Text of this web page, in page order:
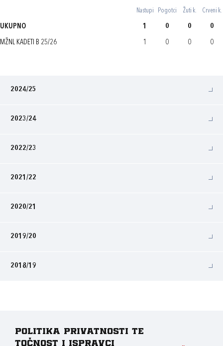
Nastupi Pogotci Žuti k. Crveni k.
UKUPNO 1 0 0 0
MŽNL KADETI B 25/26 1 0 0 0
2024/25
2023/24
2022/23
2021/22
2020/21
2019/20
2018/19
Politika privatnosti te
točnost i ispravci